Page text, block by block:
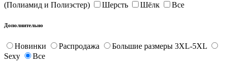
(Полиамид и Полиэстер)
Шерсть Шёлк Все
Дополнительно
Новинки Распродажа
Большие размеры 3XL-5XL
Sexy
Все